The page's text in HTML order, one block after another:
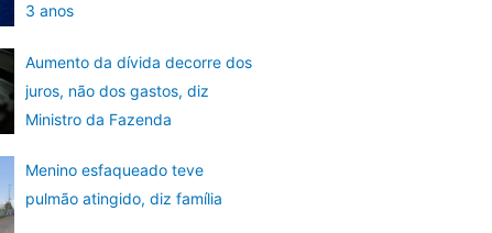
3 anos
Aumento da dívida decorre dos
juros, não dos gastos, diz
Ministro da Fazenda
Menino esfaqueado teve
pulmão atingido, diz família